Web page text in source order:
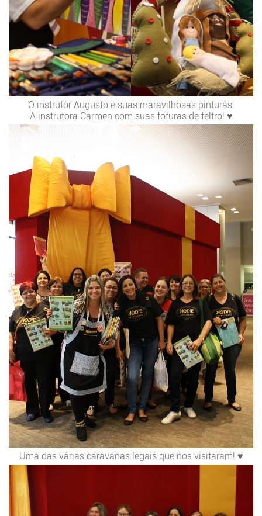
O instrutor Augusto e suas maravilhosas pinturas.
A instrutora Carmen com suas fofuras de feltro! ♥
Uma das várias caravanas legais que nos visitaram! ♥